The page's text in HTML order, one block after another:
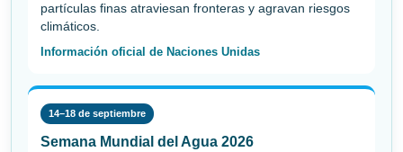
partículas finas atraviesan fronteras y agravan riesgos
climáticos.
Información oficial de Naciones Unidas
14–18 de septiembre
Semana Mundial del Agua 2026